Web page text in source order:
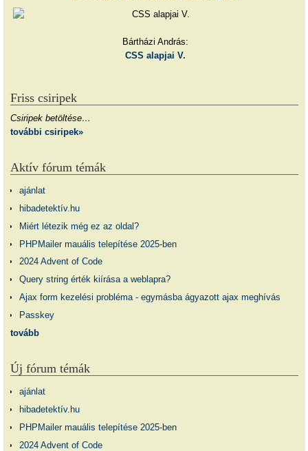
Bártházi András:
CSS alapjai V.
Friss csiripek
Csiripek betöltése…
további csiripek»
Aktív fórum témák
ajánlat
hibadetektív.hu
Miért létezik még ez az oldal?
PHPMailer mauális telepítése 2025-ben
2024 Advent of Code
Query string érték kiírása a weblapra?
Ajax form kezelési probléma - egymásba ágyazott ajax meghívás
Passkey
tovább
Új fórum témák
ajánlat
hibadetektív.hu
PHPMailer mauális telepítése 2025-ben
2024 Advent of Code